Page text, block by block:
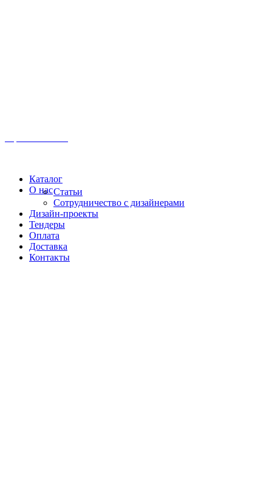
Каталог
О насСтатьи
Сотрудничество с дизайнерами
Дизайн-проекты
Тендеры
Оплата
Доставка
Контакты